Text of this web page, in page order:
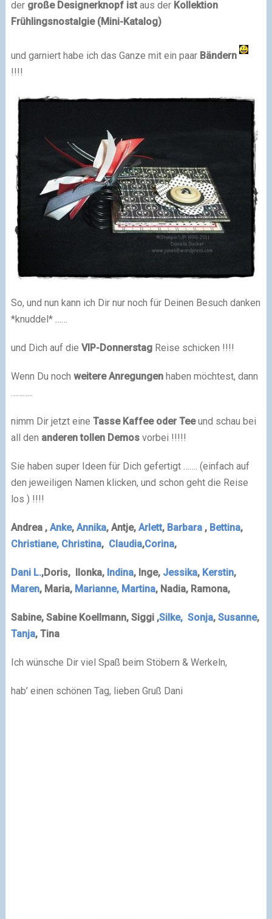
der große Designerknopf ist aus der Kollektion
Frühlingsnostalgie (Mini-Katalog)
und garniert habe ich das Ganze mit ein paar Bändern
!!!!
So, und nun kann ich Dir nur noch für Deinen Besuch danken
*knuddel* ……
und Dich auf die VIP-Donnerstag Reise schicken !!!!
Wenn Du noch weitere Anregungenhaben möchtest, dann
………..
nimm Dir jetzt eine Tasse Kaffeeoder Teeund schau bei
all den anderen tollen Demosvorbei !!!!!
Sie haben super Ideen für Dich gefertigt ……. (einfach auf
den jeweiligen Namen klicken, und schon geht die Reise
los ) !!!!
Andrea , Anke, Annika, Antje, Arlett, Barbara , Bettina,
Christiane, Christina, Claudia,Corina,
Dani L.,Doris, Ilonka, Indina, Inge, Jessika, Kerstin,
Maren, Maria, Marianne, Martina, Nadia, Ramona,
Sabine, Sabine Koellmann, Siggi ,Silke, Sonja,Susanne,
Tanja, Tina
Ich wünsche Dir viel Spaß beim Stöbern & Werkeln,
hab’ einen schönen Tag, lieben Gruß Dani